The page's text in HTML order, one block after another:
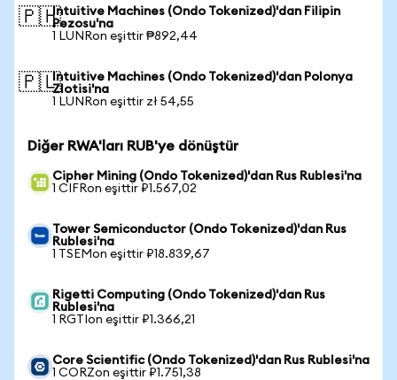
🇵🇭Intuitive Machines (Ondo Tokenized)'dan Filipin
Pezosu'na
1 LUNRon eşittir ₱892,44
🇵🇱Intuitive Machines (Ondo Tokenized)'dan Polonya
Zlotisi'na
1 LUNRon eşittir zł 54,55
Diğer RWA'ları RUB'ye dönüştür
Cipher Mining (Ondo Tokenized)'dan Rus Rublesi'na
1 CIFRon eşittir ₽1.567,02
Tower Semiconductor (Ondo Tokenized)'dan Rus
Rublesi'na
1 TSEMon eşittir ₽18.839,67
Rigetti Computing (Ondo Tokenized)'dan Rus
Rublesi'na
1 RGTIon eşittir ₽1.366,21
Core Scientific (Ondo Tokenized)'dan Rus Rublesi'na
1 CORZon eşittir ₽1.751,38